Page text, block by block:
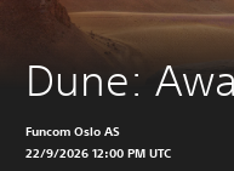
Dune:
Funcom Oslo AS
22/9/2026 12:00 PM UTC